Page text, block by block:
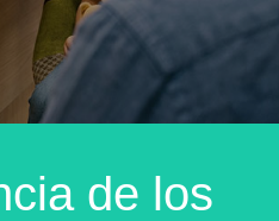
de los